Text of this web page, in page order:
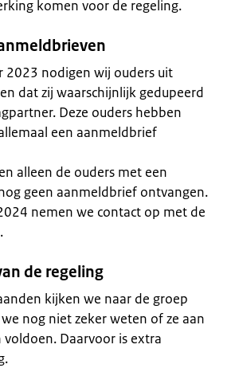
komen voor de regeling.
2023 nodigen wij ouders uit
dat zij waarschijnlijk gedupeerd
Deze ouders hebben
een aanmeldbrief
alleen de ouders met een
geen aanmeldbrief ontvangen.
nemen we contact op met de
de regeling
kijken we naar de groep
nog niet zeker weten of ze aan
Daarvoor is extra